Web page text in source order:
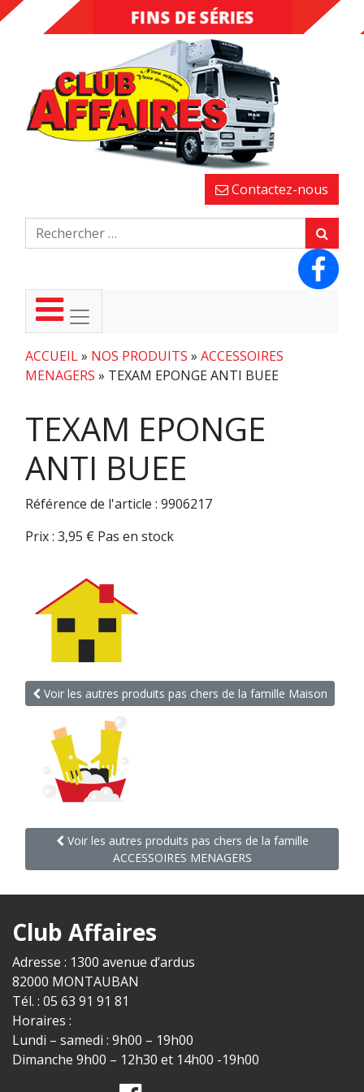
DESTOCKAGE
FINS DE SÉRIES
Contactez-nous
ACCUEIL» NOS PRODUITS » ACCESSOIRES
MENAGERS » TEXAM EPONGE ANTI BUEE
TEXAM EPONGE
ANTI BUEE
Référence de l'article : 9906217
Prix : 3,95 € Pas en stock
Voir les autres produits pas chers de la famille Maison
Voir les autres produits pas chers de la famille
ACCESSOIRES MENAGERS
Club Affaires
Adresse : 1300 avenue d’ardus
82000 MONTAUBAN
Tél. : 05 63 91 91 81
Horaires :
Lundi – samedi : 9h00 – 19h00
Dimanche 9h00 – 12h30 et 14h00 -19h00